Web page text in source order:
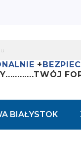
+
TWÓJ
BIAŁYSTOK